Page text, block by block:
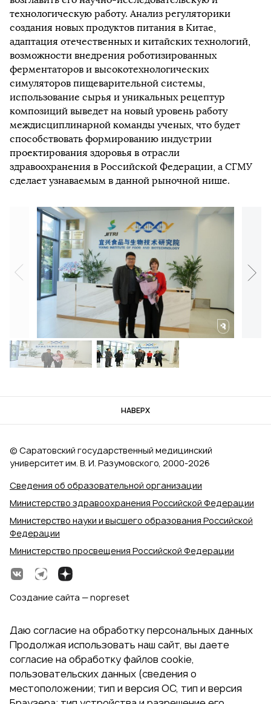
технологическую работу. Анализ регуляторики
создания новых продуктов питания в Китае,
адаптация отечественных и китайских технологий,
возможности внедрения роботизированных
ферментаторов и высокотехнологических
симуляторов пищеварительной системы,
использование сырья и уникальных рецептур
композиций выведет на новый уровень работу
междисциплинарной команды ученых, что будет
способствовать формированию индустрии
проектирования здоровья в отрасли
здравоохранения в Российской Федерации, а СГМУ
сделает узнаваемым в данной рыночной нише.
НАВЕРХ
Сведения об образовательной организации
Министерство здравоохранения Российской Федерации
Министерство науки и высшего образования Российской
Федерации
Министерство просвещения Российской Федерации
© Саратовский государственный медицинский
университет им. В. И. Разумовского, 2000‑2026
Создание сайта — nopreset
Даю согласие на обработку персональных данных
Продолжая использовать наш сайт, вы даете
согласие на обработку файлов cookie,
пользовательских данных (сведения о
местоположении; тип и версия ОС, тип и версия